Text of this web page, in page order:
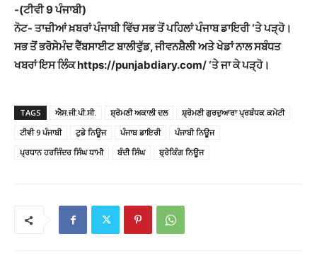
-(ਟੀਵੀ 9 ਪੰਜਾਬੀ)
ਨੋਟ- ਤਾਜ਼ੀਆਂ ਖ਼ਬਰਾਂ ਪੰਜਾਬੀ ਵਿੱਚ ਸਭ ਤੋਂ ਪਹਿਲਾਂ ਪੰਜਾਬ ਡਾਇਰੀ ‘ਤੇ ਪੜ੍ਹੋ।
ਸਭ ਤੋਂ ਭਰੋਸੇਮੰਦ ਵੈੱਬਸਾਈਟ ਬਾਲੀਵੁੱਡ, ਜੀਵਨਸ਼ੈਲੀ ਅਤੇ ਖੇਡਾਂ ਨਾਲ ਸਬੰਧਤ
ਖਬਰਾਂ ਇਸ ਲਿੰਕ https://punjabdiary.com/ ‘ਤੇ ਜਾ ਕੇ ਪੜ੍ਹੋ।
TAGS ਐਸ.ਜੀ.ਪੀ.ਸੀ. ਸ਼੍ਰੋਮਣੀ ਅਕਾਲੀ ਦਲ
ਸ਼੍ਰੋਮਣੀ ਗੁਰਦੁਆਰਾ ਪ੍ਰਬੰਧਕ ਕਮੇਟੀ
ਟੀਵੀ 9 ਪੰਜਾਬੀ
ਟੁਡੇ ਨਿਊਜ ਪੰਜਾਬ ਡਾਇਰੀ
ਪੰਜਾਬੀ ਨਿਊਜ
ਪ੍ਰਧਾਨ ਹਰਜਿੰਦਰ ਸਿੰਘ ਧਾਮੀ
ਬੰਦੀ ਸਿੰਘ ਬ੍ਰੇਕਿੰਗ ਨਿਊਜ